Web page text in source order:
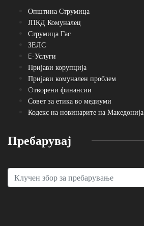
Општина Струмица
ЈПКД Комуналец
Струмица Гас
ЗЕЛС
E-Услуги
Пријави корупција
Пријави комунален проблем
Oтворени финансии
Совет за етика во медиуми
Кодекс на новинарите на Македонија
Пребарувај